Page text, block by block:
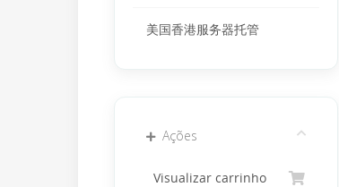
美国香港服务器托管
Ações
Visualizar carrinho